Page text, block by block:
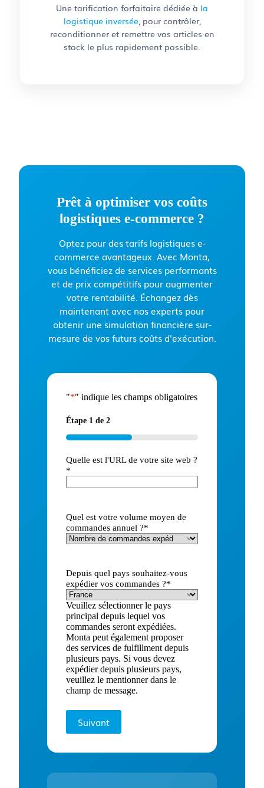
Une tarification forfaitaire dédiée à la
logistique inversée, pour contrôler,
reconditionner et remettre vos articles en
stock le plus rapidement possible.
Prêt à optimiser vos coûts
logistiques e-commerce ?
Optez pour des tarifs logistiques e-
commerce avantageux. Avec Monta,
vous bénéficiez de services performants
et de prix compétitifs pour augmenter
votre rentabilité. Échangez dès
maintenant avec nos experts pour
obtenir une simulation financière sur-
mesure de vos futurs coûts d'exécution.
"*" indique les champs obligatoires
Étape 1 de 2
50%
Quelle est l'URL de votre site web ?
*
Quel est votre volume moyen de
commandes annuel ?*
Depuis quel pays souhaitez-vous
expédier vos commandes ?*
Veuillez sélectionner le pays
principal depuis lequel vos
commandes seront expédiées.
Monta peut également proposer
des services de fulfillment depuis
plusieurs pays. Si vous devez
expédier depuis plusieurs pays,
veuillez le mentionner dans le
champ de message.